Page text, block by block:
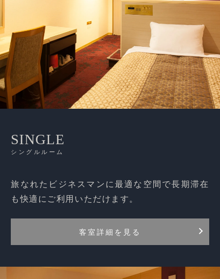
SINGLE
シングルルーム
旅なれたビジネスマンに最適な空間で長期滞在
も快適にご利用いただけます。
客室詳細を見る
広さ
11.5～14.9㎡
ベッド幅
110cm
禁煙・喫煙両方ございます。
広さ
19.5～23.3㎡
ベッド幅
90～110㎝
禁煙・喫煙両方ございます。
広さ
23.5㎡
ベッド幅
90～110㎝
喫煙のみとなります。
広さ
22.4～23.0㎡
ベッド幅
90～140㎝
禁煙のみとなります。
広さ
13.8～15.9㎡
ベッド幅
140cm
禁煙・喫煙両方ございます。
広さ
19.5㎡
ベッド幅
140cm
禁煙のみとなります。
広さ
37.1m²
ベッド幅
120cm
禁煙・喫煙両方ございます。
落ち着いた佇まいの和室
スペック
広さ
33.8㎡
（8畳＋4.5畳）
ベッド幅
90～110㎝
禁煙のみとなります。